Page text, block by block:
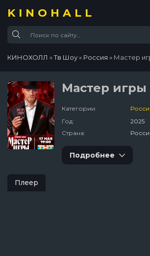
KINOHALL
КИНОХОЛЛ »Тв Шоу» Россия » Мастер
Мастер игры
Категории:
Год:
2025
Страна:
Подробнее
Плеер